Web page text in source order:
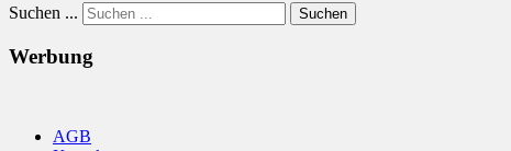
Suchen ... Suchen
Werbung
AGB